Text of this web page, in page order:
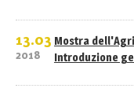
13.03
2018
Mostra
Introduzione